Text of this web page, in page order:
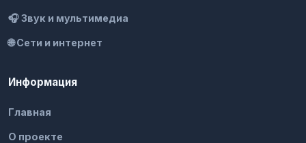
🎧 Звук и мультимедиа
🌐 Сети и интернет
Информация
Главная
О проекте